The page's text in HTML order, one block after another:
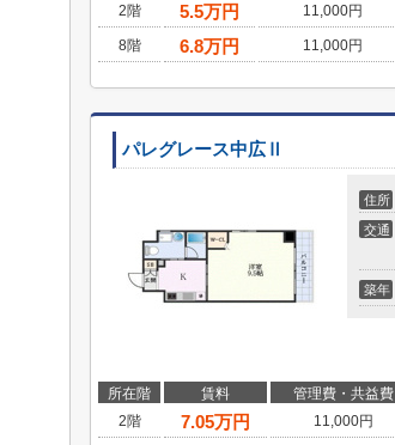
2階
5.5万円 11,000円
8階
6.8万円 11,000円
パレグレース中広Ⅱ
住所
交通
築年
所在階 賃料 管理費・共益費
2階
7.05万円 11,000円